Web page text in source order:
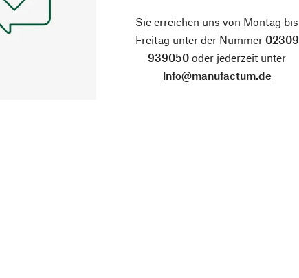
Sie erreichen uns von Montag bis
Freitag unter der Nummer 02309
939050 oder jederzeit unter
info@manufactum.de